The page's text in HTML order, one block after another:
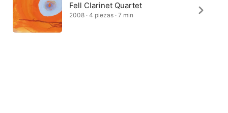
Fell Clarinet Quartet
2008 · 4 piezas · 7 min